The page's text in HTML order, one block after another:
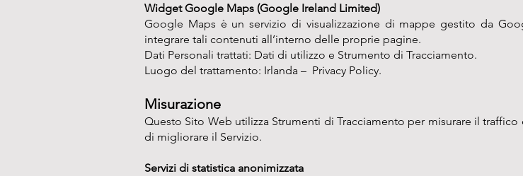
Widget Google Maps (Google Ireland Limited)
Google Maps è un servizio di visualizzazione di mappe gestito da
integrare tali contenuti all’interno delle proprie pagine.
Dati Personali trattati: Dati di utilizzo e Strumento di Tracciamento.
Luogo del trattamento: Irlanda – Privacy Policy.
Misurazione
Questo Sito Web utilizza Strumenti di Tracciamento per misurare il
di migliorare il Servizio.
Servizi di statistica anonimizzata